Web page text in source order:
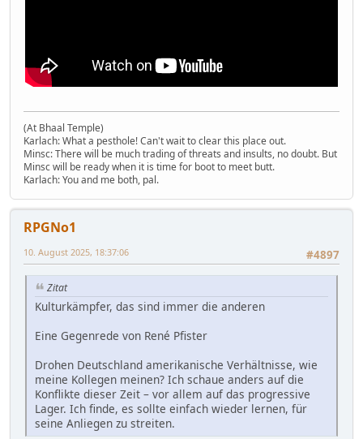
(At Bhaal Temple)
Karlach: What a pesthole! Can't wait to clear this place out.
Minsc: There will be much trading of threats and insults, no doubt. But
Minsc will be ready when it is time for boot to meet butt.
Karlach: You and me both, pal.
RPGNo1
#4897
10. August 2025, 18:37:06
Zitat
Kulturkämpfer, das sind immer die anderen
Eine Gegenrede von René Pfister
Drohen Deutschland amerikanische Verhältnisse, wie
meine Kollegen meinen? Ich schaue anders auf die
Konflikte dieser Zeit – vor allem auf das progressive
Lager. Ich finde, es sollte einfach wieder lernen, für
seine Anliegen zu streiten.